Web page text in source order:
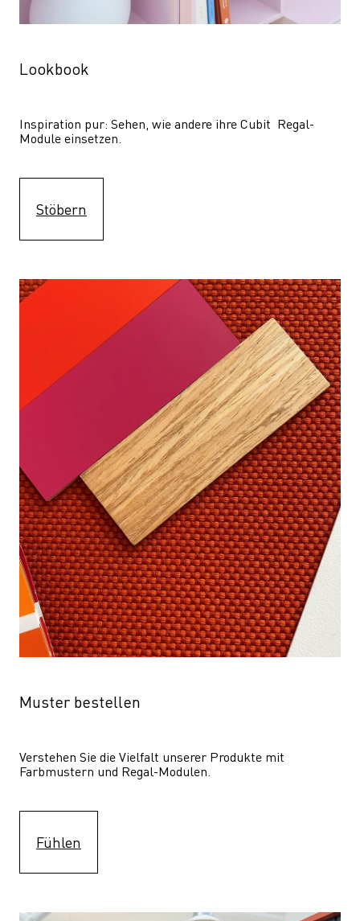
Lookbook
Inspiration pur: Sehen, wie andere ihre Cubit  Regal-
Module einsetzen.
Stöbern
Muster bestellen
Verstehen Sie die Vielfalt unserer Produkte mit
Farbmustern und Regal-Modulen.
Fühlen